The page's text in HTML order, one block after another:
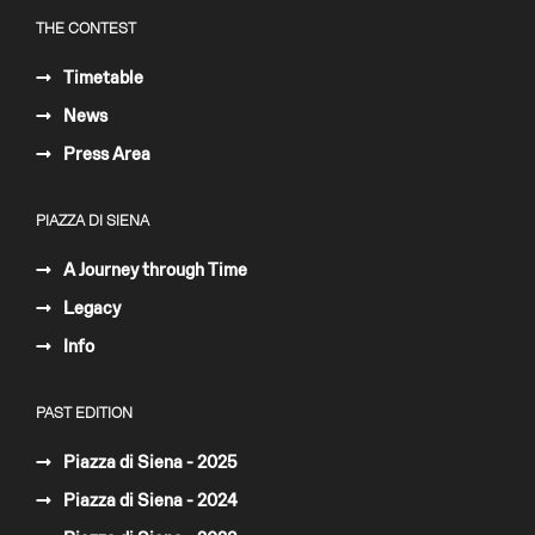
THE CONTEST
Timetable
News
Press Area
PIAZZA DI SIENA
A Journey through Time
Legacy
Info
PAST EDITION
Piazza di Siena - 2025
Piazza di Siena - 2024